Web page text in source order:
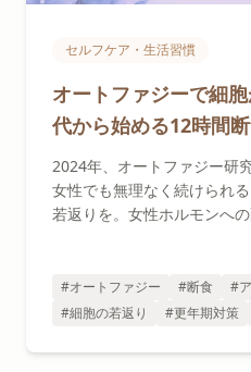
セルフケア・生活習慣
オートファジーで細
代から始める12時間
しい実践法
2024年、オートファジー研
女性でも無理なく続けられ
若返りを。女性ホルモンへ
#オートファジー
#断食
#
#細胞の若返り
#更年期対策